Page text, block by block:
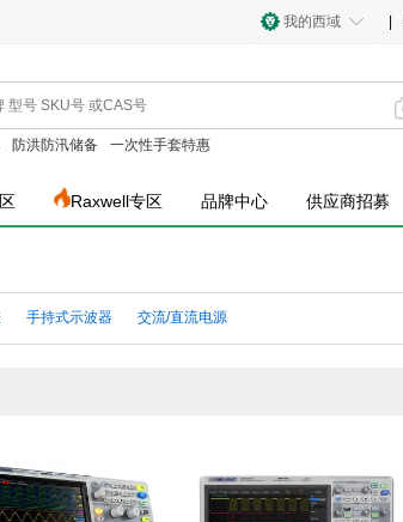
我的西域
防洪防汛储备 一次性手套特惠
Raxwell专区 品牌中心 供应商招募
手持式示波器 交流/直流电源